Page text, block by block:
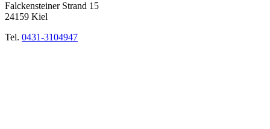
Falckensteiner Strand 15
24159 Kiel
Tel. 0431-3104947